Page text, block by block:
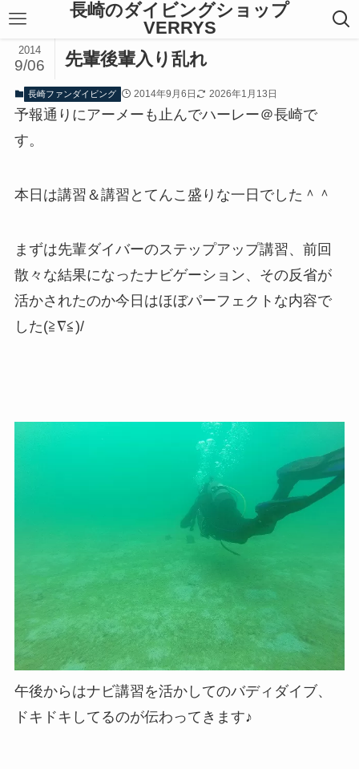
長崎のダイビングショップ
VERRYS
先輩後輩入り乱れ
2014
9/06
長崎ファンダイビング 2014年9月6日 2026年1月13日
予報通りにアーメーも止んでハーレー＠長崎で
す。
本日は講習＆講習とてんこ盛りな一日でした＾＾
まずは先輩ダイバーのステップアップ講習、前回
散々な結果になったナビゲーション、その反省が
活かされたのか今日はほぼパーフェクトな内容で
した(≧∇≦)/
午後からはナビ講習を活かしてのバディダイブ、
ドキドキしてるのが伝わってきます♪